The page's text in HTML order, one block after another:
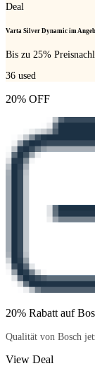
Deal
Varta Silver Dynamic im
Bis zu 25%
36 used
20% OFF
20% Rabatt auf
Qualität von Bosch
View Deal